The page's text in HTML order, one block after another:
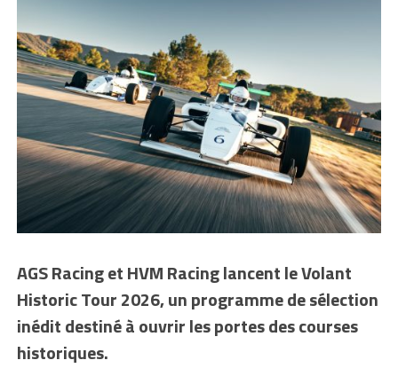
AGS Racing et HVM Racing lancent le Volant
Historic Tour 2026, un programme de sélection
inédit destiné à ouvrir les portes des courses
historiques.